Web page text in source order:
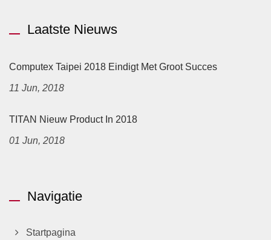
Laatste Nieuws
Computex Taipei 2018 Eindigt Met Groot Succes
11 Jun, 2018
TITAN Nieuw Product In 2018
01 Jun, 2018
Navigatie
Startpagina